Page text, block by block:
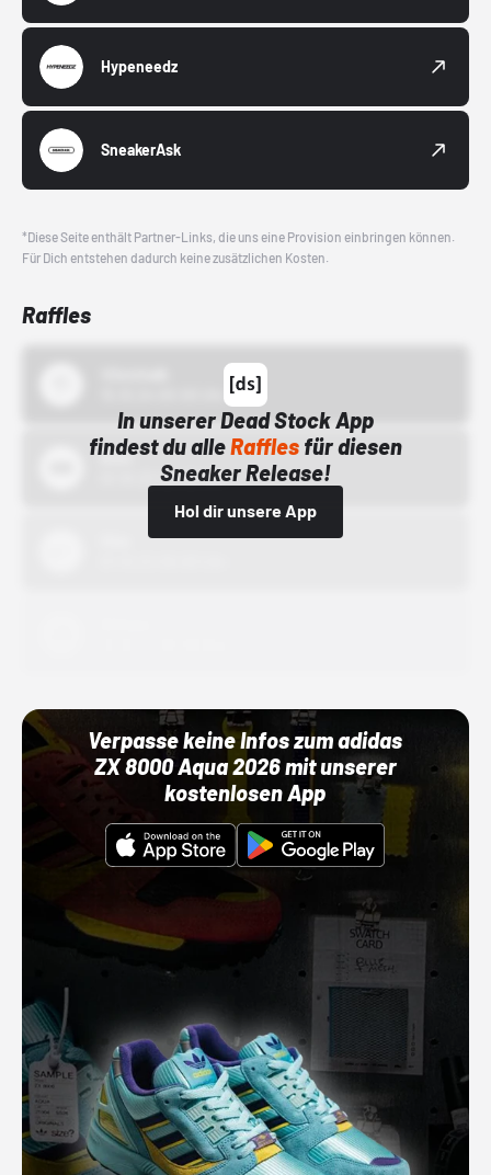
Hypeneedz
SneakerAsk
*Diese Seite enthält Partner-Links, die uns eine Provision einbringen können.
Für Dich entstehen dadurch keine zusätzlichen Kosten.
Raffles
In unserer Dead Stock App
findest du alleRafflesfür diesen
Sneaker Release!
Hol dir unsere App
Bstn
01.10.22 00:00 Uhr
Verpasse keine Infos zum adidas
ZX 8000 Aqua 2026 mit unserer
kostenlosen App